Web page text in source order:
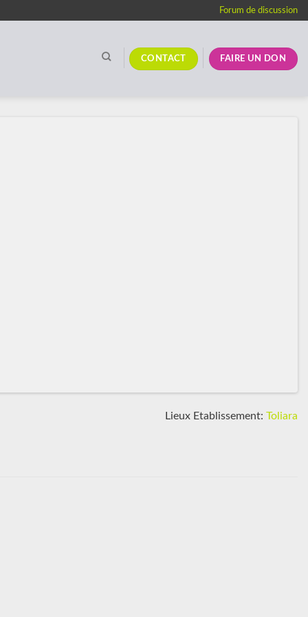
Forum de discussion
CONTACT FAIRE UN DON
Lieux Etablissement: Toliara